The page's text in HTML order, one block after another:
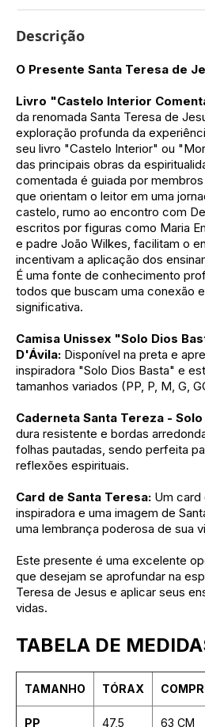
Descrição
O Presente Santa Teresa de
Livro "Castelo Interior
da renomada Santa Teresa de
exploração profunda da
seu livro "Castelo Interior" ou
das principais obras da
comentada é guiada por
que orientam o leitor em uma
castelo, rumo ao encontro com
escritos por figuras como Maria
e padre João Wilkes, facilitam o
incentivam a aplicação dos
É uma fonte de conhecimento
todos que buscam uma conexão
significativa.
Camisa Unissex "Solo Dios
D'Ávila: Disponível na preta e
inspiradora "Solo Dios Basta" e
tamanhos variados (PP, P, M, G,
Caderneta Santa Tereza -
dura resistente e bordas
folhas pautadas, sendo perfeita
reflexões espirituais.
Card de Santa Teresa: Um card
inspiradora e uma imagem de
uma lembrança poderosa de sua
Este presente é uma excelente
que desejam se aprofundar na
Teresa de Jesus e aplicar seus
vidas.
TABELA DE
TAMANHO TÓRAX
PP 47,5 63 CM